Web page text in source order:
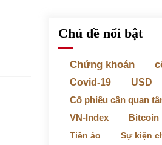
Top 10 mặt hàng
nhất tháng 5/2022
Bất ổn từ các cuộc
31/05/2022
Chứng khoán ngày
Chủ đề nổi bật
Chứng khoán
Covid-19 USD
Cổ phiếu cần quan
VN-Index Bitcoin
Tiền ảo
Sự kiện